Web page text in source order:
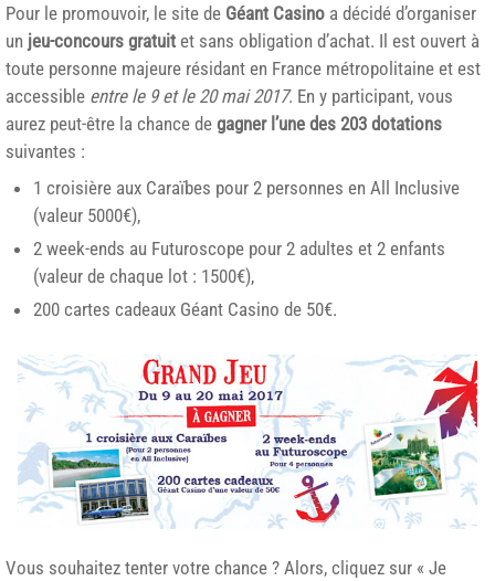
Pour le promouvoir, le site de Géant Casino a décidé d’organiser
un jeu-concours gratuit et sans obligation d’achat. Il est ouvert à
toute personne majeure résidant en France métropolitaine et est
accessible entre le 9 et le 20 mai 2017. En y participant, vous
aurez peut-être la chance de gagner l’une des 203 dotations
suivantes :
1 croisière aux Caraïbes pour 2 personnes en All Inclusive
(valeur 5000€),
2 week-ends au Futuroscope pour 2 adultes et 2 enfants
(valeur de chaque lot : 1500€),
200 cartes cadeaux Géant Casino de 50€.
Vous souhaitez tenter votre chance ? Alors, cliquez sur « Je